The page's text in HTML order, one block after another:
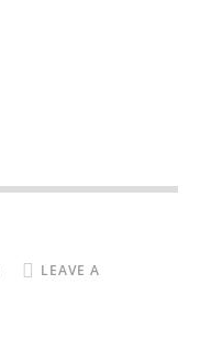
LEAVE A